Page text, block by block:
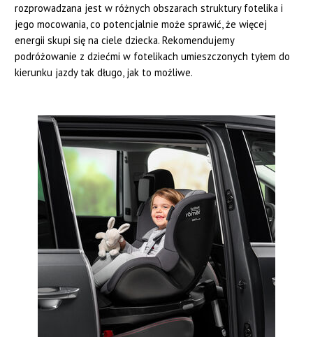
rozprowadzana jest w różnych obszarach struktury fotelika i
jego mocowania, co potencjalnie może sprawić, że więcej
energii skupi się na ciele dziecka. Rekomendujemy
podróżowanie z dziećmi w fotelikach umieszczonych tyłem do
kierunku jazdy tak długo, jak to możliwe.